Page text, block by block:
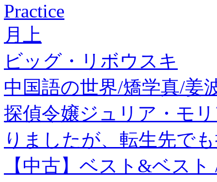
Practice
月上
ビッグ・リボウスキ
中国語の世界/矯学真/姜
探偵令嬢ジュリア・モ
りましたが、転生先で
【中古】ベスト&ベス